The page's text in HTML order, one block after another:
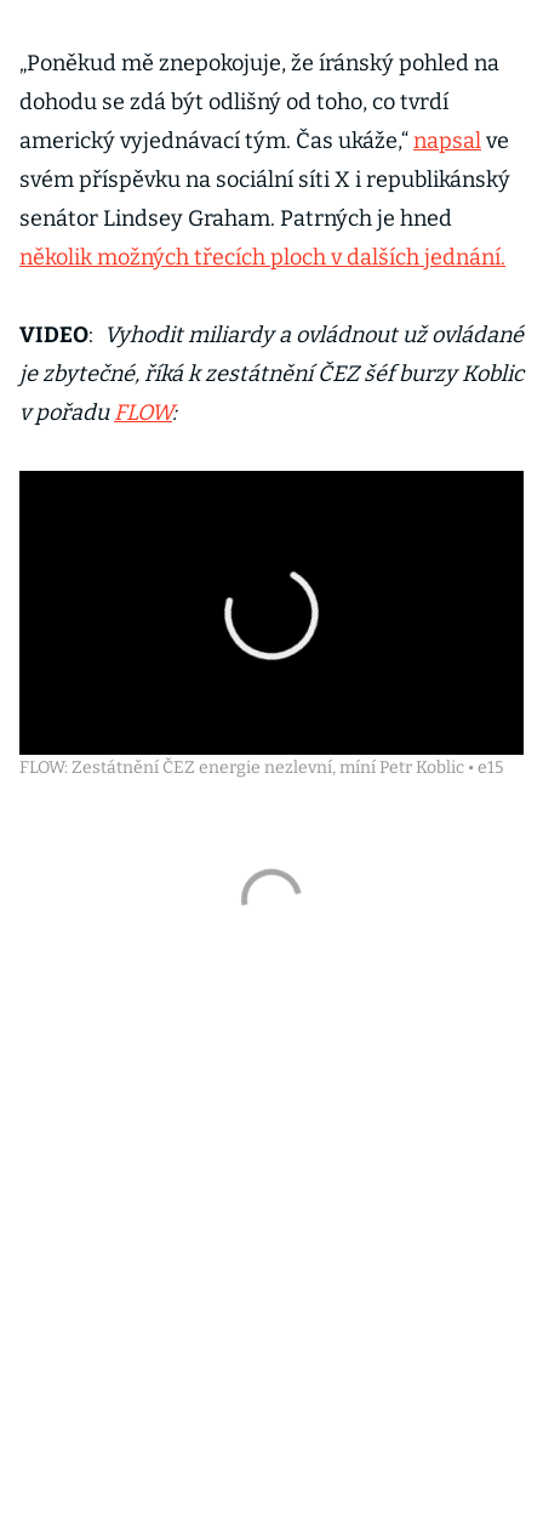
„Poněkud mě znepokojuje, že íránský pohled na
dohodu se zdá být odlišný od toho, co tvrdí
americký vyjednávací tým. Čas ukáže,“napsalve
svém příspěvku na sociální síti X i republikánský
senátor Lindsey Graham. Patrných je hned
několik možných třecích ploch v dalších jednání.
VIDEO: Vyhodit miliardy a ovládnout už ovládané
je zbytečné, říká k zestátnění ČEZ šéf burzy Koblic
v pořaduFLOW:
FLOW: Zestátnění ČEZ energie nezlevní, míní Petr Koblic • e15